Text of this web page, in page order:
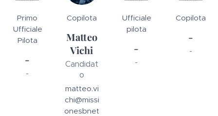
Primo
Ufficiale
Pilota
-
-
Copilota
Matteo
Vichi
Candidat
o
matteo.vi
chi@missi
onesbnet
Ufficiale
pilota
-
-
Copilota
-
-